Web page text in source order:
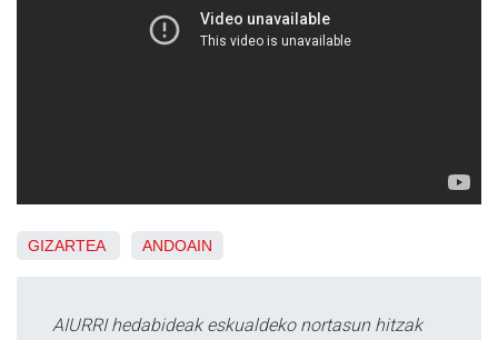
GIZARTEA ANDOAIN
AIURRI hedabideak eskualdeko nortasun hitzak